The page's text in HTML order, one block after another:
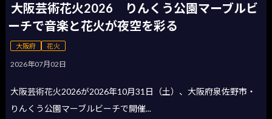
大阪芸術花火2026 りんくう公園マーブルビ
ーチで音楽と花火が夜空を彩る
大阪府 花火
2026年07月02日
大阪芸術花火2026が2026年10月31日（土）、大阪府泉佐野市・
りんくう公園マーブルビーチで開催...